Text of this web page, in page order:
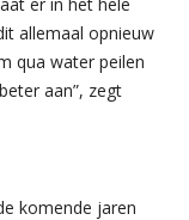
allemaal opnieuw
qua water peilen
aan”, zegt
komende jaren